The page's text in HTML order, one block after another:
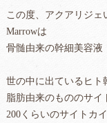
この度、アクアリジェ
Marrowは
骨髄由来の幹細美容液
世の中に出ているヒト
脂肪由来のもののサイ
200くらいのサイトカ